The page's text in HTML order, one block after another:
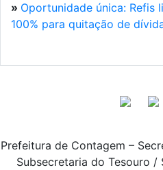
» Oportunidade única: Refis
100% para quitação de
Prefeitura de Contagem –
Subsecretaria do Tesouro /